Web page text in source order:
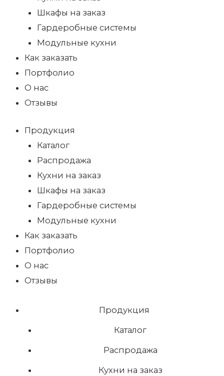
Шкафы на заказ
Гардеробные системы
Модульные кухни
Как заказать
Портфолио
О нас
Отзывы
Продукция
Каталог
Распродажа
Кухни на заказ
Шкафы на заказ
Гардеробные системы
Модульные кухни
Как заказать
Портфолио
О нас
Отзывы
Продукция
Каталог
Распродажа
Кухни на заказ